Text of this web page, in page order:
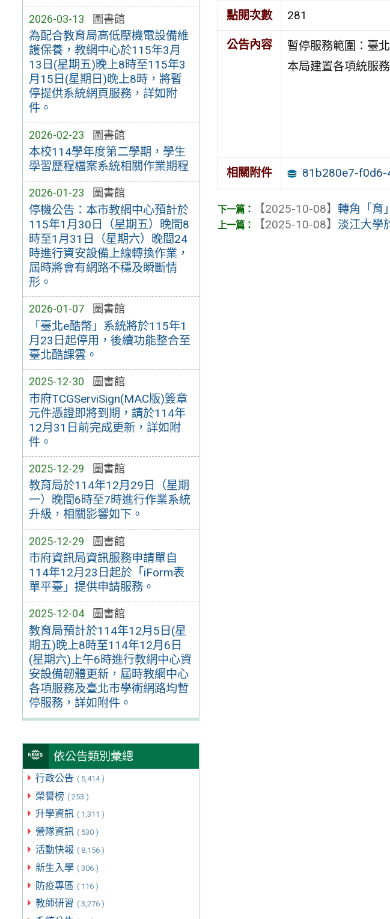
2026-03-13 圖書館
為配合教育局高低壓機電設備維
護保養，教網中心於115年3月
13日(星期五)晚上8時至115年3
月15日(星期日)晚上8時，將暫
停提供系統網頁服務，詳如附
件。
2026-02-23 圖書館
本校114學年度第二學期，學生
學習歷程檔案系統相關作業期程
2026-01-23 圖書館
停機公告：本市教網中心預計於
115年1月30日（星期五）晚間8
時至1月31日（星期六）晚間24
時進行資安設備上線轉換作業，
屆時將會有網路不穩及瞬斷情
形。
2026-01-07 圖書館
「臺北e酷幣」系統將於115年1
月23日起停用，後續功能整合至
臺北酷課雲。
2025-12-30 圖書館
市府TCGServiSign(MAC版)簽章
元件憑證即將到期，請於114年
12月31日前完成更新，詳如附
件。
2025-12-29 圖書館
教育局於114年12月29日（星期
一）晚間6時至7時進行作業系統
升級，相關影響如下。
2025-12-29 圖書館
市府資訊局資訊服務申請單自
114年12月23日起於「iForm表
單平臺」提供申請服務。
2025-12-04 圖書館
教育局預計於114年12月5日(星
期五)晚上8時至114年12月6日
(星期六)上午6時進行教網中心資
安設備韌體更新，屆時教網中心
各項服務及臺北市學術網路均暫
停服務，詳如附件。
依公告類別彙總
行政公告 ( 5,414 )
榮譽榜 ( 253 )
升學資訊 ( 1,311 )
營隊資訊 ( 530 )
活動快報 ( 8,156 )
新生入學 ( 306 )
防疫專區 ( 116 )
教師研習 ( 3,276 )
點閱次數 281
公告內容
暫停服務範圍：臺
本局建置各項統服
相關附件 81b280e7-
【2025-10-08】轉角「育
【2025-10-08】 淡江大學